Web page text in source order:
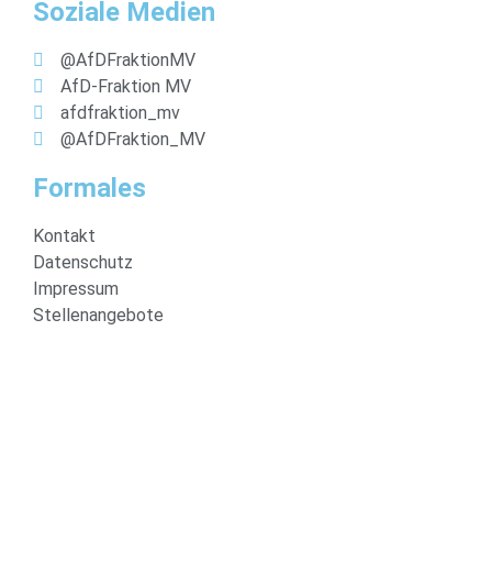
Soziale Medien
@AfDFraktionMV
AfD-Fraktion MV
afdfraktion_mv
@AfDFraktion_MV
Formales
Kontakt
Datenschutz
Impressum
Stellenangebote